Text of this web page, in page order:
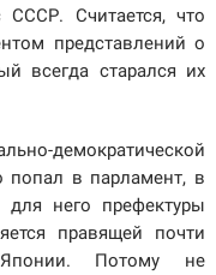
Считается, что
представлений о
всегда старался их
демократической
попал в парламент, в
для него префектуры
правящей почти
Потому не